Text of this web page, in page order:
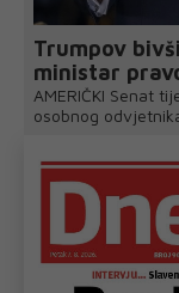
Trumpov
ministar
AMERIČKI Senat
osobnog